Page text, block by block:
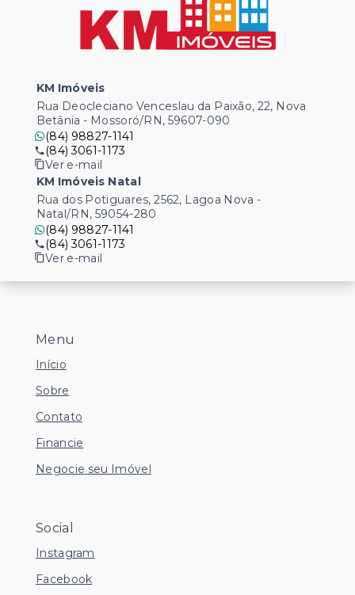
Menu
Início
Sobre
Contato
Financie
Negocie seu Imóvel
Social
Instagram
Facebook
KM Imóveis
Rua Deocleciano Venceslau da Paixão, 22, Nova
Betânia - Mossoró/RN, 59607-090
(84) 98827-1141
(84) 3061-1173
Ver e-mail
KM Imóveis Natal
Rua dos Potiguares, 2562, Lagoa Nova -
Natal/RN, 59054-280
(84) 98827-1141
(84) 3061-1173
Ver e-mail